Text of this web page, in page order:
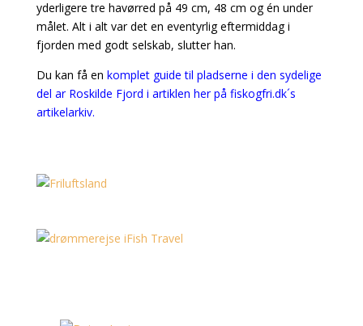
yderligere tre havørred på 49 cm, 48 cm og én under
målet. Alt i alt var det en eventyrlig eftermiddag i
fjorden med godt selskab, slutter han.
Du kan få en komplet guide til pladserne i den sydelige
del ar Roskilde Fjord i artiklen her på fiskogfri.dk´s
artikelarkiv.